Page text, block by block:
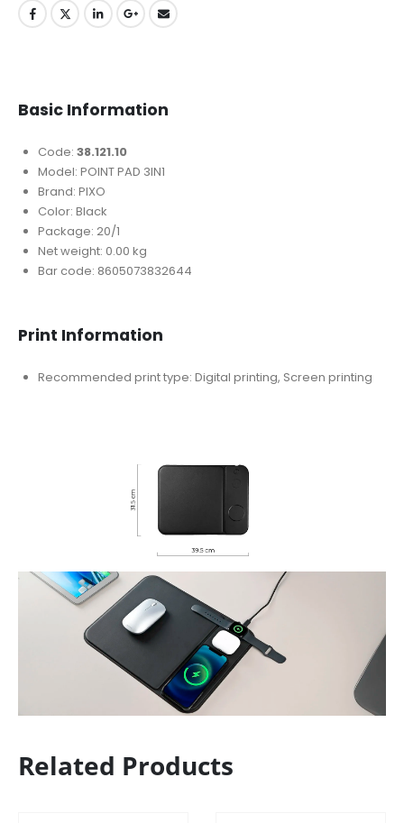
Basic Information
Code:38.121.10
Model: POINT PAD 3IN1
Brand: PIXO
Color: Black
Package: 20/1
Net weight: 0.00 kg
Bar code: 8605073832644
Print Information
Recommended print type: Digital printing, Screen printing
Related Products